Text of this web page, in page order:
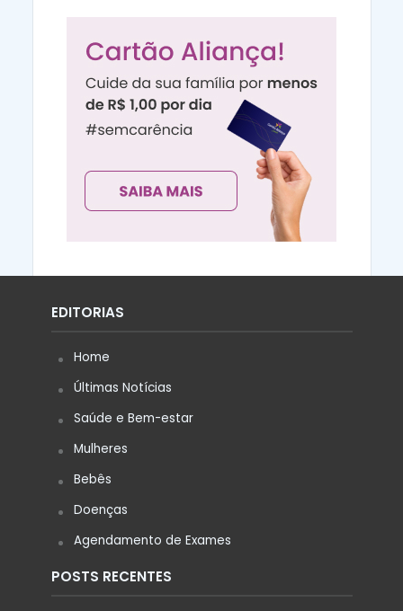
EDITORIAS
Home
Últimas Notícias
Saúde e Bem-estar
Mulheres
Bebês
Doenças
Agendamento de Exames
POSTS RECENTES